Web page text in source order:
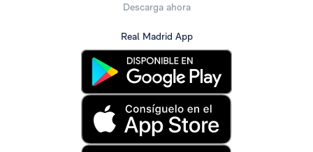
Descarga ahora
Real Madrid App